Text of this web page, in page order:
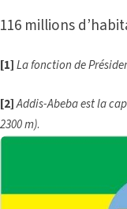
116 millions
[1]La fonction de
[2]Addis-Abeba est la
2300 m).